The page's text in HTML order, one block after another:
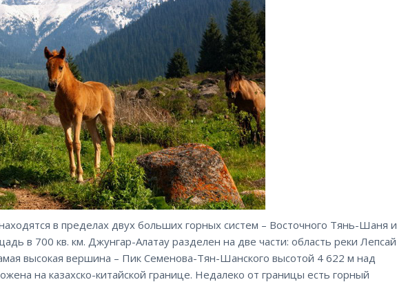
в пределах двух больших горных систем – Восточного Тянь-Шаня и
в 700 кв. км. Джунгар-Алатау разделен на две части: область реки Лепсай
высокая вершина – Пик Семенова-Тян-Шанского высотой 4 622 м над
на казахско-китайской границе. Недалеко от границы есть горный